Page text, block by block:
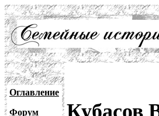
Оглавление
Форум
Кубасов